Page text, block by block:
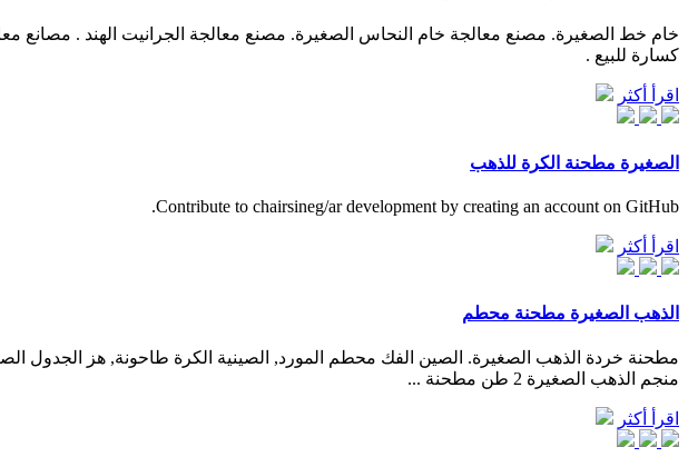
كسارة للبيع .
اقرأ أكثر
الصغيرة مطحنة الكرة للذهب
Contribute to chairsineg/ar development by creating an account on GitHub.
اقرأ أكثر
الذهب الصغيرة مطحنة محطم
منجم الذهب الصغيرة 2 طن مطحنة ...
اقرأ أكثر